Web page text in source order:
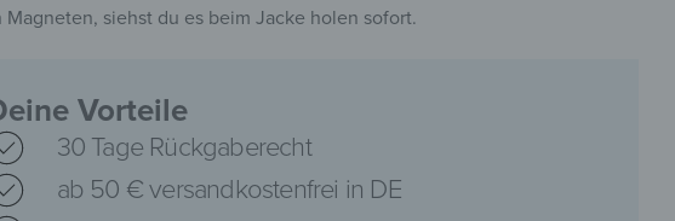
siehst du es beim Jacke holen sofort.
Vorteile
30 Tage Rückgaberecht
ab 50 € versandkostenfrei in DE
pinterest